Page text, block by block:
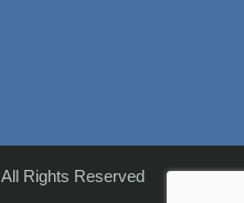
All Rights Reserved